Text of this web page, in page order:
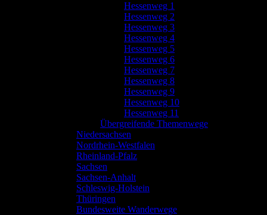
Hessenweg 1
Hessenweg 2
Hessenweg 3
Hessenweg 4
Hessenweg 5
Hessenweg 6
Hessenweg 7
Hessenweg 8
Hessenweg 9
Hessenweg 10
Hessenweg 11
Übergreifende Themenwege
Niedersachsen
Nordrhein-Westfalen
Rheinland-Pfalz
Sachsen
Sachsen-Anhalt
Schleswig-Holstein
Thüringen
Bundesweite Wanderwege